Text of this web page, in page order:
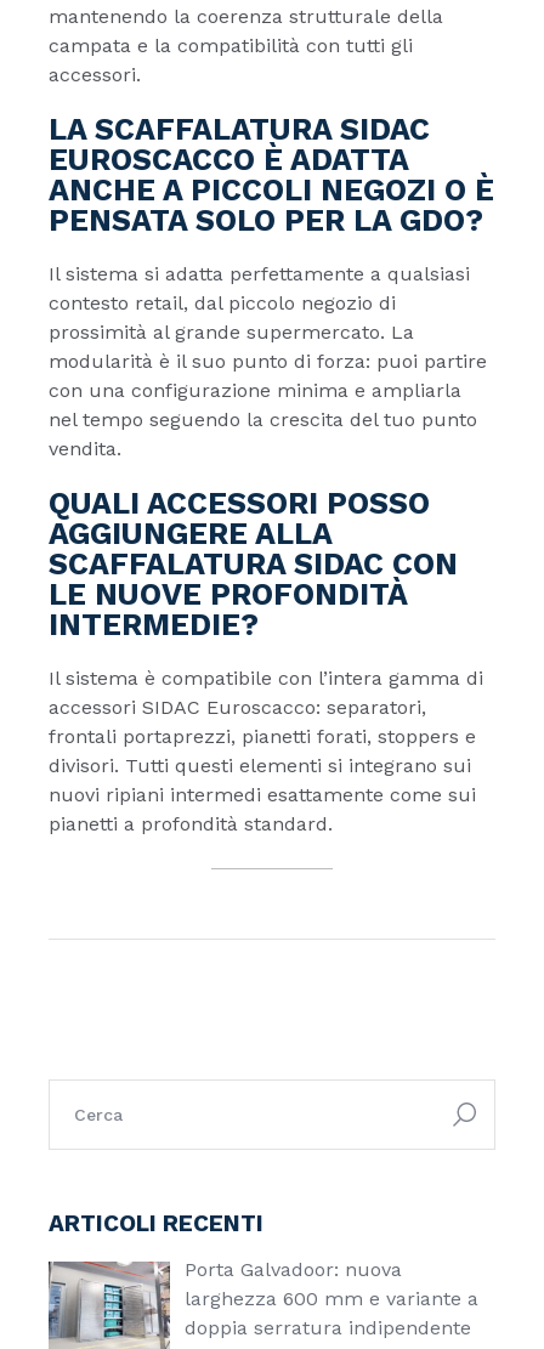
mantenendo la coerenza strutturale della
campata e la compatibilità con tutti gli
accessori.
LA SCAFFALATURA SIDAC
EUROSCACCO È ADATTA
ANCHE A PICCOLI NEGOZI O È
PENSATA SOLO PER LA GDO?
Il sistema si adatta perfettamente a qualsiasi
contesto retail, dal piccolo negozio di
prossimità al grande supermercato. La
modularità è il suo punto di forza: puoi partire
con una configurazione minima e ampliarla
nel tempo seguendo la crescita del tuo punto
vendita.
QUALI ACCESSORI POSSO
AGGIUNGERE ALLA
SCAFFALATURA SIDAC CON
LE NUOVE PROFONDITÀ
INTERMEDIE?
Il sistema è compatibile con l’intera gamma di
accessori SIDAC Euroscacco: separatori,
frontali portaprezzi, pianetti forati, stoppers e
divisori. Tutti questi elementi si integrano sui
nuovi ripiani intermedi esattamente come sui
pianetti a profondità standard.
ricerca:
ARTICOLI RECENTI
Porta Galvadoor: nuova
larghezza 600 mm e variante a
doppia serratura indipendente